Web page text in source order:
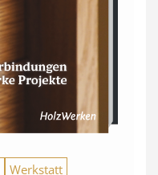
Werkstatt